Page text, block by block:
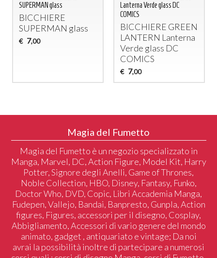
SUPERMAN glass
BICCHIERE
SUPERMAN glass
€ 7,00
Lanterna Verde glass DC
COMICS
BICCHIERE GREEN
LANTERN Lanterna
Verde glass DC
COMICS
€ 7,00
Magia del Fumetto
Magia del Fumetto è un negozio specializzato in
Manga, Marvel, DC, Action Figure, Model Kit, Harry
Potter, Signore degli Anelli, Game of Thrones,
Noble Collection, HBO, Disney, Fantasy, Funko,
Doctor Who, DVD, Copic, Libri Accademia Manga,
Fudepen, Vallejo, Bandai, Banpresto, Gunpla, Action
figures, Figures, accessori per il disegno, Cosplay,
Abbigliamento, Accessori di vario genere del mondo
animato, gadget , antiquariato e vintage; Da noi
avrai la possibilità inoltre di partecipare a numerosi